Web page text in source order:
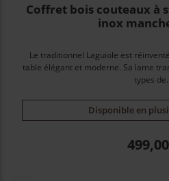
Coffret bois couteaux à
inox
Le traditionnel Laguiole est
table élégant et moderne. Sa lame
types
Disponible en
Prix